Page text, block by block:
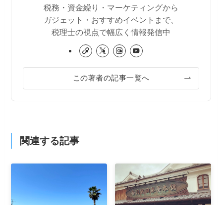
税務・資金繰り・マーケティングから
ガジェット・おすすめイベントまで、
税理士の視点で幅広く情報発信中
この著者の記事一覧へ
関連する記事